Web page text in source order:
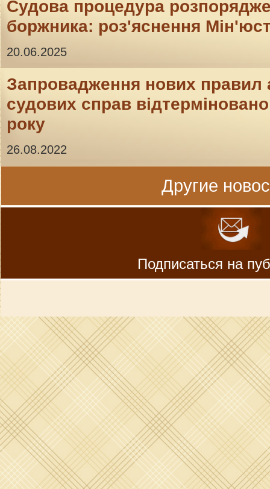
Судова процедура
боржника: роз'яснення
20.06.2025
Запровадження нових правил
судових справ
року
26.08.2022
Другие
Подписаться на